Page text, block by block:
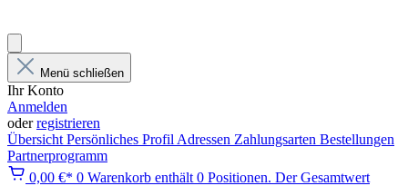
Menü schließen
Ihr Konto
Anmelden
oderregistrieren
Übersicht Persönliches Profil Adressen Zahlungsarten Bestellungen
Partnerprogramm
0,00 €* 0 Warenkorb enthält 0 Positionen. Der Gesamtwert